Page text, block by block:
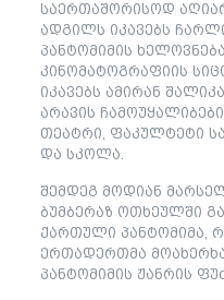
საერთაშორისოდ
ადგილს იკავებს
პანტომიმის
კინომატოგრაფიის
იკავებს ამირან
არავის
თეატრი, ფაკულტეტი
და სკოლა.
შემდეგ მოდიან
ბუმბერაზ ოთხეულში
ქართული პანტომიმა,
ერთადერთმა
პანტომიმის ჟანრის